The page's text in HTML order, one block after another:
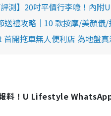
評測】20吋平價行李喼！內附
送禮攻略｜10 款按摩/美顏儀
開拖車無人便利店 為地盤
料！U Lifestyle